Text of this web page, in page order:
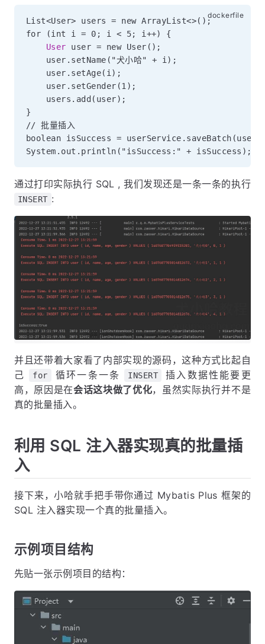
List<User> users = new ArrayList<>();
for (int i = 0; i < 5; i++) {
User user = new User();
    user.setName("犬小哈" + i);
    user.setAge(i);
    user.setGender(1);
    users.add(user);
}
// 批量插入
boolean isSuccess =
通过打印实际执行 SQL , 我们发现还是一条一条的执行
INSERT :
并且还带着大家看了内部实现的源码，这种方式比起自
己
for 循环一条一条 INSERT
插入数据性能要更
高，原因是在会话这块做了优化，虽然实际执行并不是
真的批量插入。
利用 SQL 注入器实现真的批量插
入
接下来，小哈就手把手带你通过 Mybatis Plus 框架的
SQL 注入器实现一个真的批量插入。
示例项目结构
先贴一张示例项目的结构：